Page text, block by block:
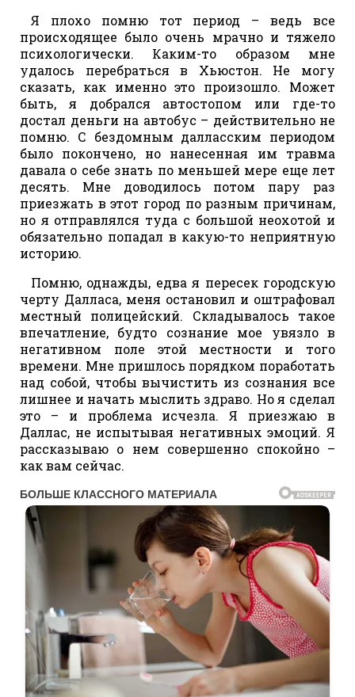
Я плохо помню тот период – ведь все
происходящее было очень мрачно и тяжело
психологически. Каким-то образом мне
удалось перебраться в Хьюстон. Не могу
сказать, как именно это произошло. Может
быть, я добрался автостопом или где-то
достал деньги на автобус – действительно не
помню. С бездомным далласским периодом
было покончено, но нанесенная им травма
давала о себе знать по меньшей мере еще лет
десять. Мне доводилось потом пару раз
приезжать в этот город по разным причинам,
но я отправлялся туда с большой неохотой и
обязательно попадал в какую-то неприятную
историю.
Помню, однажды, едва я пересек городскую
черту Далласа, меня остановил и оштрафовал
местный полицейский. Складывалось такое
впечатление, будто сознание мое увязло в
негативном поле этой местности и того
времени. Мне пришлось порядком поработать
над собой, чтобы вычистить из сознания все
лишнее и начать мыслить здраво. Но я сделал
это – и проблема исчезла. Я приезжаю в
Даллас, не испытывая негативных эмоций. Я
рассказываю о нем совершенно спокойно –
как вам сейчас.